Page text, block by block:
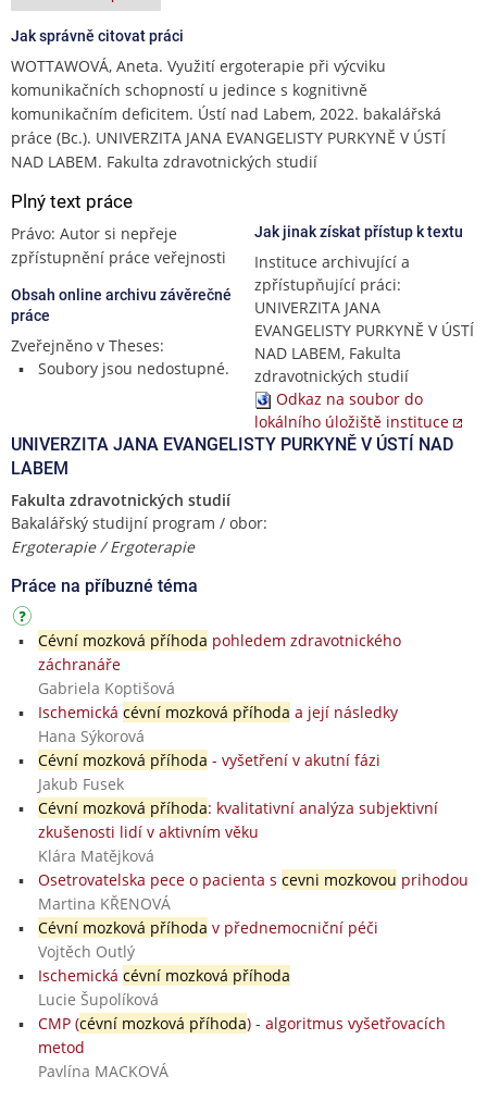
Jak správně citovat práci
WOTTAWOVÁ, Aneta. Využití ergoterapie při výcviku
komunikačních schopností u jedince s kognitivně
komunikačním deficitem. Ústí nad Labem, 2022. bakalářská
práce (Bc.). UNIVERZITA JANA EVANGELISTY PURKYNĚ V ÚSTÍ
NAD LABEM. Fakulta zdravotnických studií
Plný text práce
Právo: Autor si nepřeje
zpřístupnění práce veřejnosti
Obsah online archivu závěrečné
práce
Zveřejněno v Theses:
Soubory jsou nedostupné.
Jak jinak získat přístup k textu
Instituce archivující a
zpřístupňující práci:
UNIVERZITA JANA
EVANGELISTY PURKYNĚ V ÚSTÍ
NAD LABEM, Fakulta
zdravotnických studií
Odkaz na soubor do
lokálního úložiště instituce
UNIVERZITA JANA EVANGELISTY PURKYNĚ V ÚSTÍ NAD
LABEM
Fakulta zdravotnických studií
Bakalářský studijní program / obor:
Ergoterapie / Ergoterapie
Práce na příbuzné téma
Cévní mozková příhoda pohledem zdravotnického
záchranáře
Gabriela Koptišová
Ischemická cévní mozková příhoda a její následky
Hana Sýkorová
Cévní mozková příhoda - vyšetření v akutní fázi
Jakub Fusek
Cévní mozková příhoda: kvalitativní analýza subjektivní
zkušenosti lidí v aktivním věku
Klára Matějková
Osetrovatelska pece o pacienta s cevni mozkovou prihodou
Martina KŘENOVÁ
Cévní mozková příhoda v přednemocniční péči
Vojtěch Outlý
Ischemická cévní mozková příhoda
Lucie Šupolíková
CMP (cévní mozková příhoda) - algoritmus vyšetřovacích
metod
Pavlína MACKOVÁ